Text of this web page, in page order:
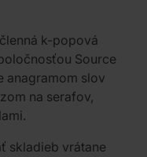
k-popová
Source
anagramom slov
na serafov,
skladieb vrátane